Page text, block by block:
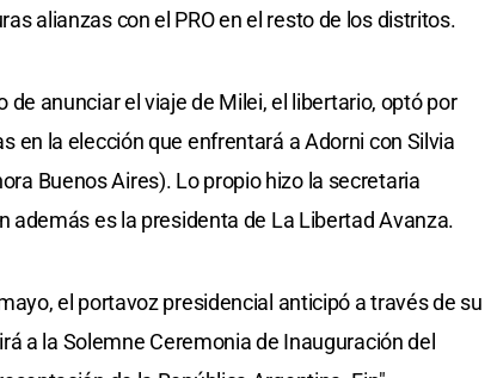
alianzas con el PRO en el resto de los distritos.
anunciar el viaje de Milei, el libertario, optó por
en la elección que enfrentará a Adorni con Silvia
Buenos Aires). Lo propio hizo la secretaria
además es la presidenta de La Libertad Avanza.
el portavoz presidencial anticipó a través de su
a la Solemne Ceremonia de Inauguración del